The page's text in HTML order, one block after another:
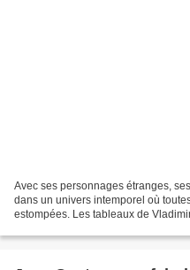
Avec ses personnages étranges,
dans un univers intemporel où
estompées. Les tableaux de